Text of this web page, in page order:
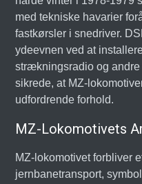
med tekniske havarier
fastkørsler i snedriver.
ydeevnen ved at
strækningsradio og
sikrede, at MZ-
udfordrende forhold.
MZ-Lokomotivets
MZ-lokomotivet forbliver
jernbanetransport,